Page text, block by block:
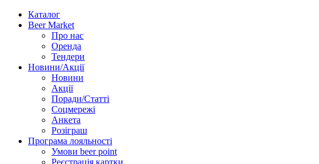
Каталог
Beer Market
Про нас
Оренда
Тендери
Новини/Акції
Новини
Акції
Поради/Статті
Соцмережі
Анкета
Розіграш
Програма лояльності
Умови beer point
Реєстрація картки